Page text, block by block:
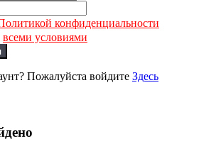
конфиденциальности
всеми условиями
Пожалуйста войдите Здесь